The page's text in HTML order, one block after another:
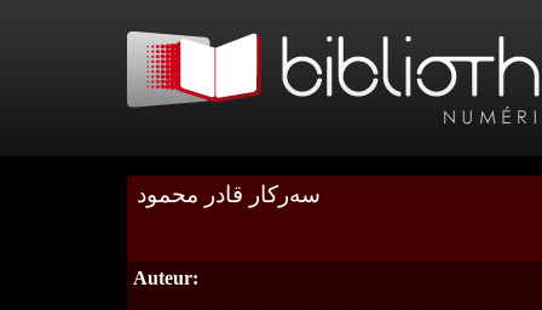
سەرکار قادر محمود
Auteur: